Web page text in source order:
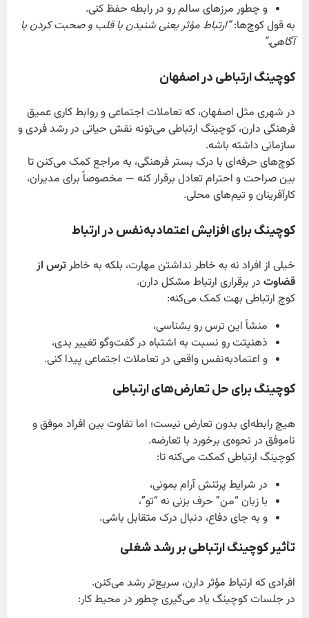
و چطور مرزهای سالم رو در رابطه حفظ کنی.
به قول کوچ‌ها:“ارتباط مؤثر یعنی شنیدن با قلب و صحبت کردن با
آگاهی.”
کوچینگ ارتباطی در اصفهان
در شهری مثل اصفهان، که تعاملات اجتماعی و روابط کاری عمیق
فرهنگی دارن، کوچینگ ارتباطی می‌تونه نقش حیاتی در رشد فردی و
سازمانی داشته باشه.
کوچ‌های حرفه‌ای با درک بستر فرهنگی، به مراجع کمک می‌کنن تا
بین صراحت و احترام تعادل برقرار کنه — مخصوصاً برای مدیران،
کارآفرینان و تیم‌های محلی.
کوچینگ برای افزایش اعتمادبه‌نفس در ارتباط
خیلی از افراد نه به خاطر نداشتن مهارت، بلکه به خاطرترس از
قضاوت در برقراری ارتباط مشکل دارن.
کوچ ارتباطی بهت کمک می‌کنه:
منشأ این ترس رو بشناسی،
ذهنیتت رو نسبت به اشتباه در گفت‌وگو تغییر بدی،
و اعتمادبه‌نفس واقعی در تعاملات اجتماعی پیدا کنی.
کوچینگ برای حل تعارض‌های ارتباطی
هیچ رابطه‌ای بدون تعارض نیست؛ اما تفاوت بین افراد موفق و
ناموفق در نحوه‌ی برخورد با تعارضه.
کوچینگ ارتباطی کمکت می‌کنه تا:
در شرایط پرتنش آرام بمونی،
با زبان “من” حرف بزنی نه “تو”،
و به جای دفاع، دنبال درک متقابل باشی.
تأثیر کوچینگ ارتباطی بر رشد شغلی
افرادی که ارتباط مؤثر دارن، سریع‌تر رشد می‌کنن.
در جلسات کوچینگ یاد می‌گیری چطور در محیط کار: